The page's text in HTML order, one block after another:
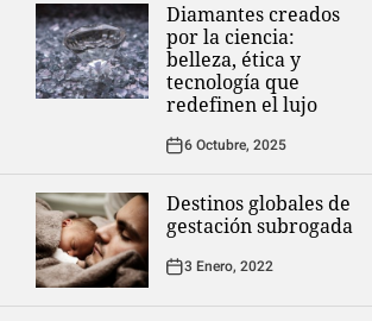
Diamantes creados
por la ciencia:
belleza, ética y
tecnología que
redefinen el lujo
6 Octubre, 2025
Destinos globales de
gestación subrogada
3 Enero, 2022